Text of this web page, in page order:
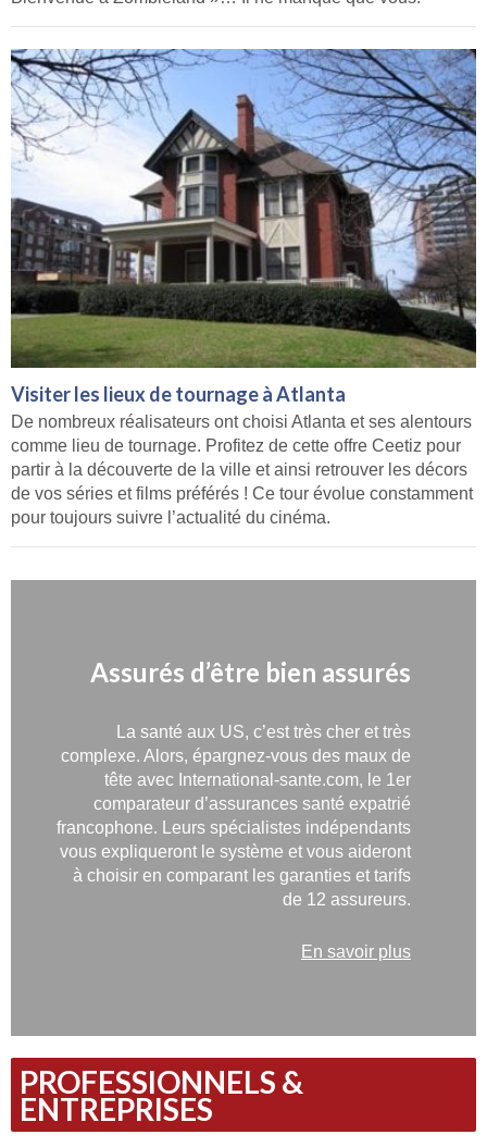
Visiter les lieux de tournage à Atlanta
De nombreux réalisateurs ont choisi Atlanta et ses alentours
comme lieu de tournage. Profitez de cette offre Ceetiz pour
partir à la découverte de la ville et ainsi retrouver les décors
de vos séries et films préférés ! Ce tour évolue constamment
pour toujours suivre l’actualité du cinéma.
Assurés d’être bien assurés
La santé aux US, c’est très cher et très
complexe. Alors, épargnez-vous des maux de
tête avec International-sante.com, le 1er
comparateur d’assurances santé expatrié
francophone. Leurs spécialistes indépendants
vous expliqueront le système et vous aideront
à choisir en comparant les garanties et tarifs
de 12 assureurs.
En savoir plus
PROFESSIONNELS &
ENTREPRISES